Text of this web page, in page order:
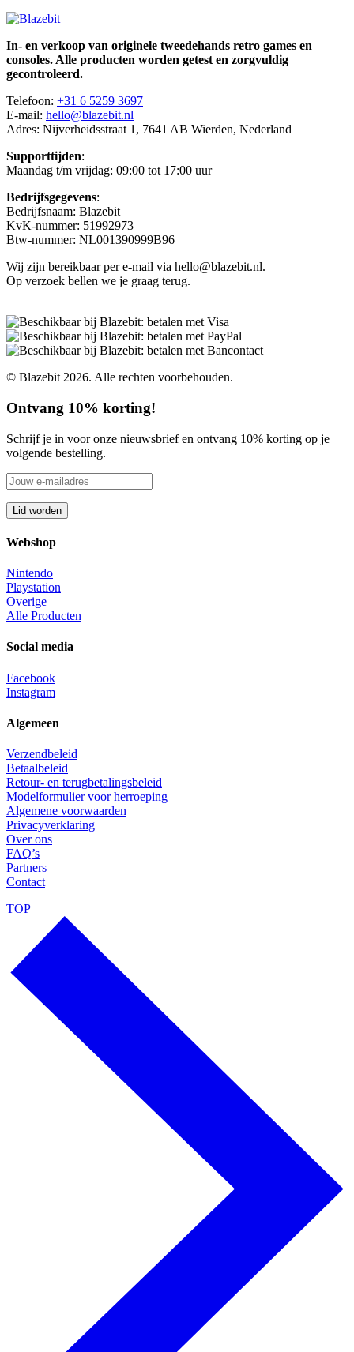
In- en verkoop van originele tweedehands retro games en
consoles. Alle producten worden getest en zorgvuldig
gecontroleerd.
Telefoon: +31 6 5259 3697
E-mail: hello@blazebit.nl
Adres: Nijverheidsstraat 1, 7641 AB Wierden, Nederland
Supporttijden:
Maandag t/m vrijdag: 09:00 tot 17:00 uur
Bedrijfsgegevens:
Bedrijfsnaam: Blazebit
KvK-nummer: 51992973
Btw-nummer: NL001390999B96
Wij zijn bereikbaar per e-mail via hello@blazebit.nl.
Op verzoek bellen we je graag terug.
© Blazebit 2026. Alle rechten voorbehouden.
Ontvang 10% korting!
Schrijf je in voor onze nieuwsbrief en ontvang 10% korting op je
volgende bestelling.
Webshop
Nintendo
Playstation
Overige
Alle Producten
Social media
Facebook
Instagram
Algemeen
Verzendbeleid
Betaalbeleid
Retour- en terugbetalingsbeleid
Modelformulier voor herroeping
Algemene voorwaarden
Privacyverklaring
Over ons
FAQ’s
Partners
Contact
TOP